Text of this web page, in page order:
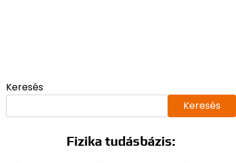
Keresés
Keresés
Fizika tudásbázis: